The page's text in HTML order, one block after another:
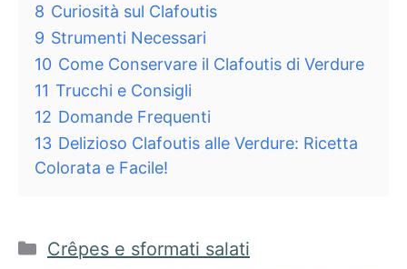
8 Curiosità sul Clafoutis
9 Strumenti Necessari
10 Come Conservare il Clafoutis di Verdure
11 Trucchi e Consigli
12 Domande Frequenti
13 Delizioso Clafoutis alle Verdure: Ricetta
Colorata e Facile!
Categorie
Crêpes e sformati salati